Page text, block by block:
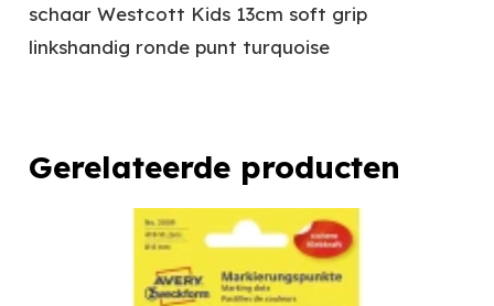
schaar Westcott Kids 13cm soft grip
linkshandig ronde punt turquoise
Gerelateerde producten